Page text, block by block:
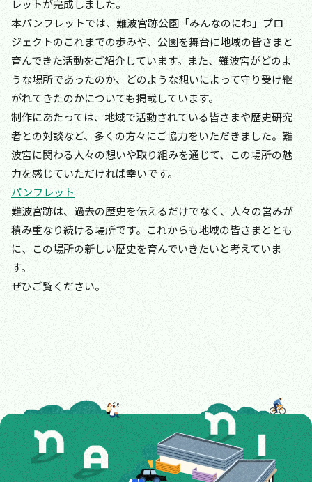
レットが完成しました。
本パンフレットでは、難波宮跡公園「みんなのにわ」プロ
ジェクトのこれまでの歩みや、公園を舞台に地域の皆さまと
育んできた活動をご紹介しています。また、難波宮がどのよ
うな場所であったのか、どのような想いによって守り受け継
がれてきたのかについても掲載しています。
制作にあたっては、地域で活動されている皆さまや歴史研究
者との対談など、多くの方々にご協力をいただきました。難
波宮に関わる人々の想いや取り組みを通じて、この場所の魅
力を感じていただければ幸いです。
パンフレット
難波宮跡は、過去の歴史を伝えるだけでなく、人々の営みが
積み重なり続ける場所です。これからも地域の皆さまととも
に、この場所の新しい歴史を育んでいきたいと考えていま
す。
ぜひご覧ください。